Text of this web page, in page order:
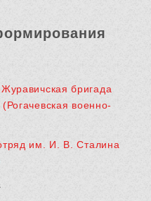
бригада
военно-
им. И. В. Сталина